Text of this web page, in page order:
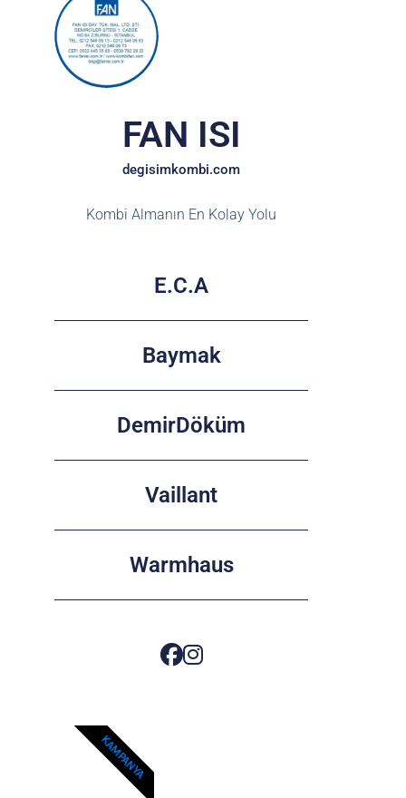
FAN ISI
degisimkombi.com
Kombi Almanın En Kolay Yolu
E.C.A
Baymak
DemirDöküm
Vaillant
Warmhaus
KAMPANYA